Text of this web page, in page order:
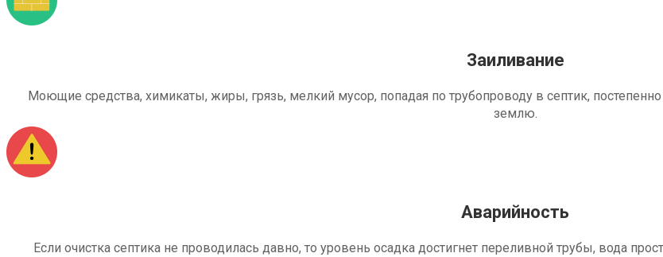
Заиливание
Моющие средства, химикаты, жиры, грязь, мелкий мусор, попадая по трубопроводу в септик,
землю.
Аварийность
Если очистка септика не проводилась давно, то уровень осадка достигнет переливной трубы, вода